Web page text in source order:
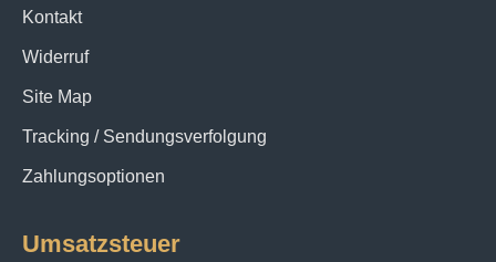
Kontakt
Widerruf
Site Map
Tracking / Sendungsverfolgung
Zahlungsoptionen
Umsatzsteuer